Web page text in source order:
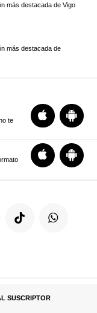
más destacada de Vigo
más destacada de
te
SUSCRIPTOR